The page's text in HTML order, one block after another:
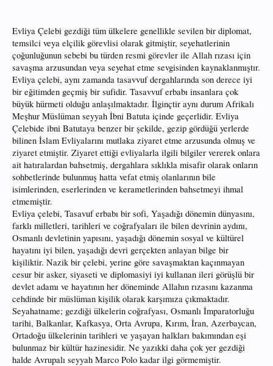
Evliya Çelebi gezdiği tüm ülkelere genellikle sevilen bir diplomat,
temsilci veya elçilik görevlisi olarak gitmiştir, seyehatlerinin
çoğunluğunun sebebi bu türden resmi görevler ile Allah rızası için
savaşma arzusundan veya seyehat etme sevgisinden kaynaklanmıştır.
Evliya çelebi, aynı zamanda tasavvuf dergahlarında son derece iyi
bir eğitimden geçmiş bir sufidir. Tasavvuf erbabı insanlara çok
büyük hürmeti olduğu anlaşılmaktadır. İlginçtir aynı durum Afrikalı
Meşhur Müslüman seyyah İbni Batuta içinde geçerlidir. Evliya
Çelebide ibni Batutaya benzer bir şekilde, gezip gördüğü yerlerde
bilinen İslam Evliyalarını mutlaka ziyaret etme arzusunda olmuş ve
ziyaret etmiştir. Ziyaret ettiği evliyalarla ilgili bilgiler vererek onlara
ait hatıralardan bahsetmiş, dergahlara sıklıkla misafir olarak onların
sohbetlerinde bulunmuş hatta vefat etmiş olanlarının bile
isimlerinden, eserlerinden ve kerametlerinden bahsetmeyi ihmal
etmemiştir.
Evliya çelebi, Tasavuf erbabı bir sofi, Yaşadığı dönemin dünyasını,
farklı milletleri, tarihleri ve coğrafyaları ile bilen devrinin aydını,
Osmanlı devletinin yapısını, yaşadığı dönemin sosyal ve kültürel
hayatını iyi bilen, yaşadığı devri gerçekten anlayan bilge bir
kişiliktir. Nazik bir çelebi, yerine göre savaşmaktan kaçınmayan
cesur bir asker, siyaseti ve diplomasiyi iyi kullanan ileri görüşlü bir
devlet adamı ve hayatının her döneminde Allahın rızasını kazanma
cehdinde bir müslüman kişilik olarak karşımıza çıkmaktadır.
Seyahatname; gezdiği ülkelerin coğrafyası, Osmanlı İmparatorluğu
tarihi, Balkanlar, Kafkasya, Orta Avrupa, Kırım, İran, Azerbaycan,
Ortadoğu ülkelerinin tarihleri ve yaşayan halkları bakımından eşi
bulunmaz bir kültür hazinesidir. Ne yazıkki daha çok yer gezdiği
halde Avrupalı seyyah Marco Polo kadar ilgi görmemiştir.